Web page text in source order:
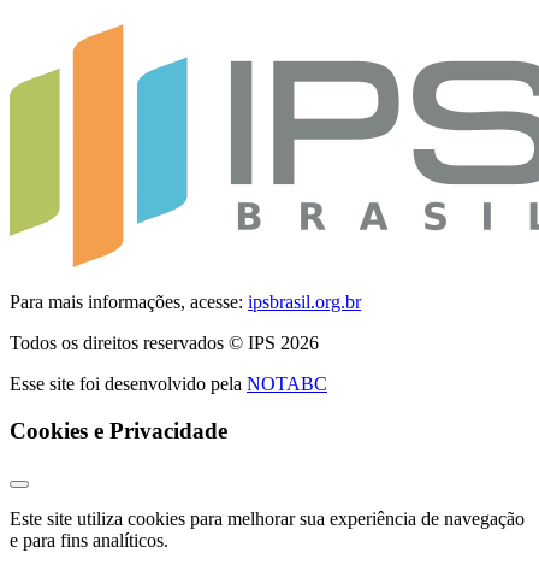
Para mais informações, acesse: ipsbrasil.org.br
Todos os direitos reservados © IPS 2026
Esse site foi desenvolvido pela NOTABC
Cookies e Privacidade
Este site utiliza cookies para melhorar sua experiência de navegação
e para fins analíticos.